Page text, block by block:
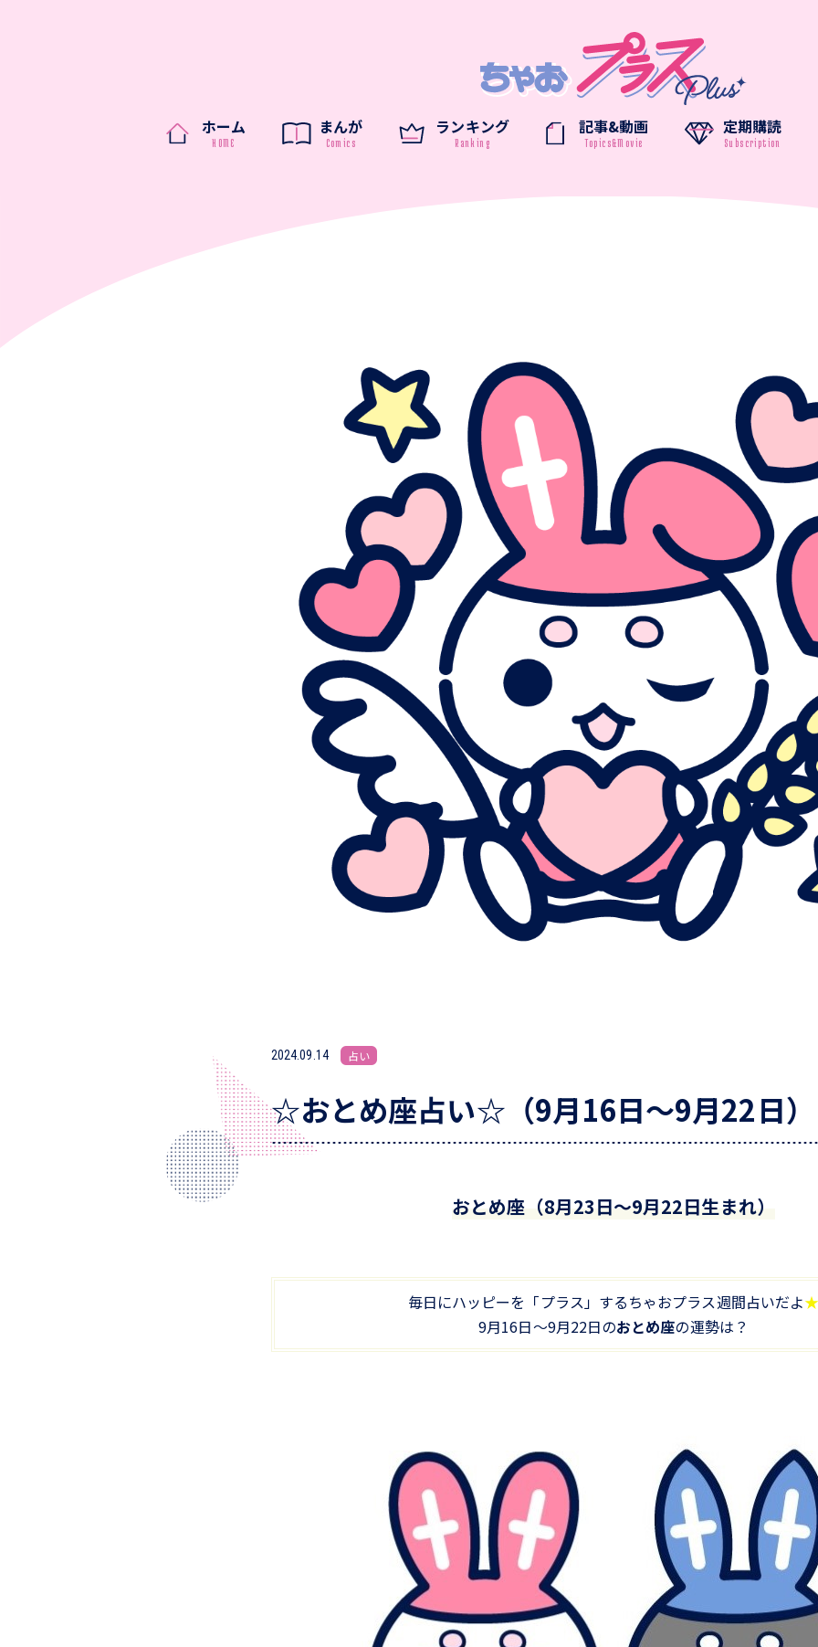
ホーム まんが ランキング 記事&動画 定期購読
2024.09.14 占い
☆おとめ座占い☆（9月16日～9月22日）
おとめ座（8月23日～9月22日生まれ）
毎日にハッピーを「プラス」するちゃおプラス週間占いだよ
9月16日～9月22日のおとめ座の運勢は？